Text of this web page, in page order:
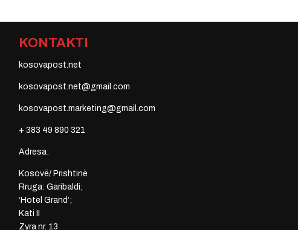
KONTAKTI
kosovapost.net
kosovapost.net@gmail.com
kosovapost.marketing@gmail.com
+ 383 49 890 321
Adresa:
Kosovë/ Prishtinë
Rruga: Garibaldi;
‘Hotel Grand’;
Kati II
Zyra nr. 13